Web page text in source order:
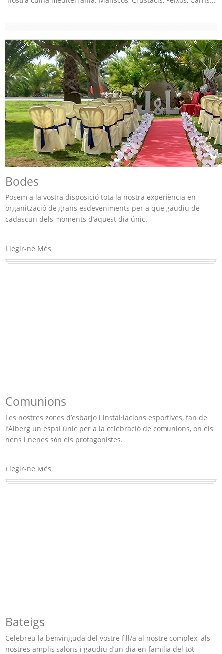
Bodes
Posem a la vostra disposició tota la nostra experiència en
organització de grans esdeveniments per a que gaudiu de
cadascun dels moments d’aquest dia únic.
Llegir-ne Més
Comunions
Les nostres zones d’esbarjo i instal·lacions esportives, fan de
l’Alberg un espai únic per a la celebració de comunions, on els
nens i nenes són els protagonistes.
Llegir-ne Més
Bateigs
Celebreu la benvinguda del vostre fill/a al nostre complex, als
nostres amplis salons i gaudiu d’un dia en familia del tot